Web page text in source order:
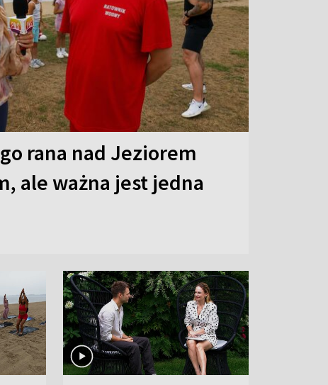
rana nad Jeziorem
ale ważna jest jedna